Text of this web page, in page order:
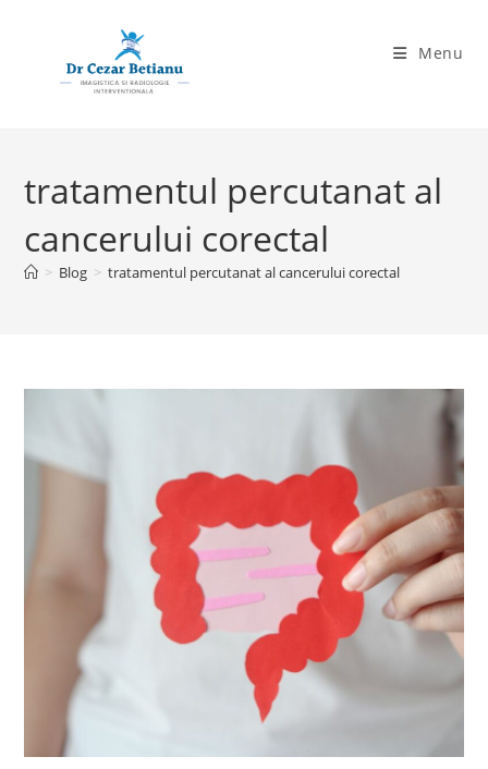
Menu
tratamentul percutanat al
cancerului corectal
> Blog > tratamentul percutanat al cancerului corectal